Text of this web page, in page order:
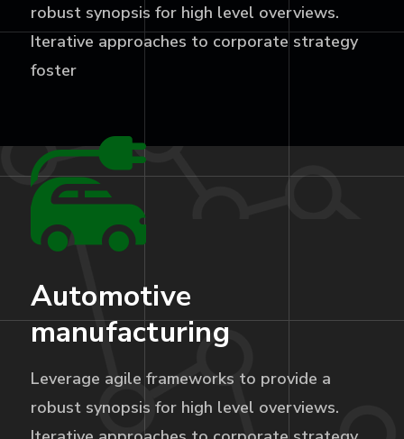
robust synopsis for high level overviews.
Iterative approaches to corporate strategy
foster
Automotive
manufacturing
Leverage agile frameworks to provide a
robust synopsis for high level overviews.